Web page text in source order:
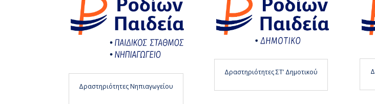
Δραστηριότητες Νηπιαγωγείου
Δραστηριότητες ΣΤ’ Δημοτικού